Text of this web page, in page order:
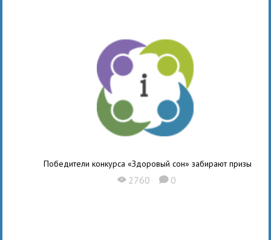
Победители конкурса «Здоровый сон» забирают призы
X 2760 K 0